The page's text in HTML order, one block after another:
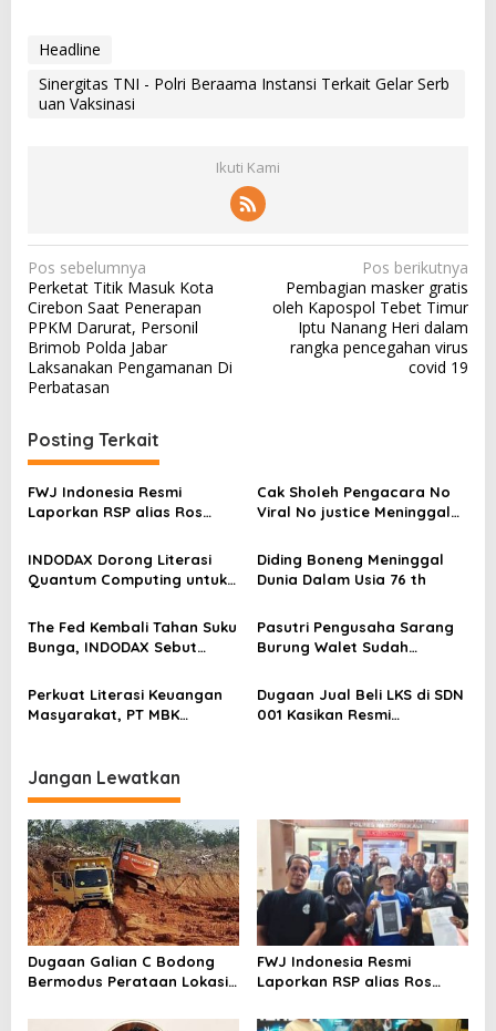
Headline
Sinergitas TNI - Polri Beraama Instansi Terkait Gelar Serb
uan Vaksinasi
Ikuti Kami
N
a
v
i
g
s
i
p
o
s
Pos sebelumnya
Perketat Titik Masuk Kota
Cirebon Saat Penerapan
PPKM Darurat, Personil
Brimob Polda Jabar
Laksanakan Pengamanan Di
Perbatasan
Pos berikutnya
Pembagian masker gratis
oleh Kapospol Tebet Timur
Iptu Nanang Heri dalam
rangka pencegahan virus
covid 19
Posting Terkait
FWJ Indonesia Resmi
Laporkan RSP alias Ros
Cak Sholeh Pengacara No
Viral No justice Meninggal
INDODAX Dorong Literasi
Quantum Computing untuk
Blockchain
Diding Boneng Meninggal
Dunia Dalam Usia 76 th
The Fed Kembali Tahan Suku
Bunga, INDODAX Sebut
Sentimen Pasar
Pasutri Pengusaha Sarang
Burung Walet Sudah
Pelapor Desak Polda Jambi
Segera Lakukan Penahanan
Perkuat Literasi Keuangan
Masyarakat, PT MBK
Dugaan Jual Beli LKS di SDN
001 Kasikan Resmi
Jangan Lewatkan
Dugaan Galian C Bodong
Bermodus Perataan Lokasi
Riau Akan Tinjauan Lokasi
FWJ Indonesia Resmi
Laporkan RSP alias Ros